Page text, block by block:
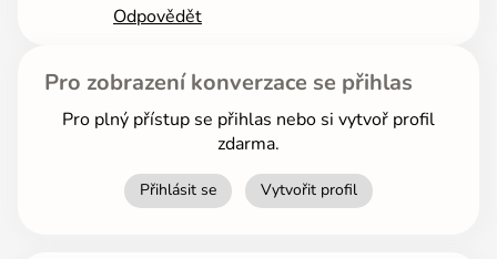
Odpovědět
Pro zobrazení konverzace se přihlas
Pro plný přístup se přihlas nebo si vytvoř profil
zdarma.
Přihlásit se Vytvořit profil